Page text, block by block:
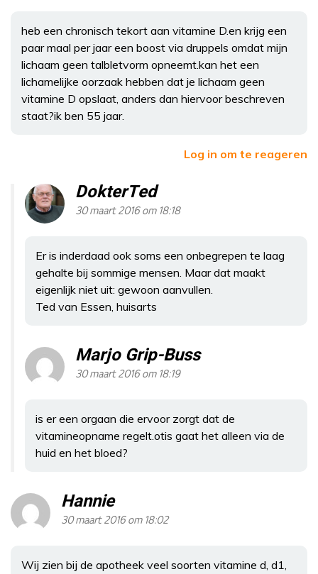
heb een chronisch tekort aan vitamine D.en krijg een
paar maal per jaar een boost via druppels omdat mijn
lichaam geen talbletvorm opneemt.kan het een
lichamelijke oorzaak hebben dat je lichaam geen
vitamine D opslaat, anders dan hiervoor beschreven
staat?ik ben 55 jaar.
Log in om te reageren
DokterTed
30 maart 2016 om 18:18
Er is inderdaad ook soms een onbegrepen te laag
gehalte bij sommige mensen. Maar dat maakt
eigenlijk niet uit: gewoon aanvullen.
Ted van Essen, huisarts
Marjo Grip-Buss
30 maart 2016 om 18:19
is er een orgaan die ervoor zorgt dat de
vitamineopname regelt.otis gaat het alleen via de
huid en het bloed?
Hannie
30 maart 2016 om 18:02
Wij zien bij de apotheek veel soorten vitamine d, d1,